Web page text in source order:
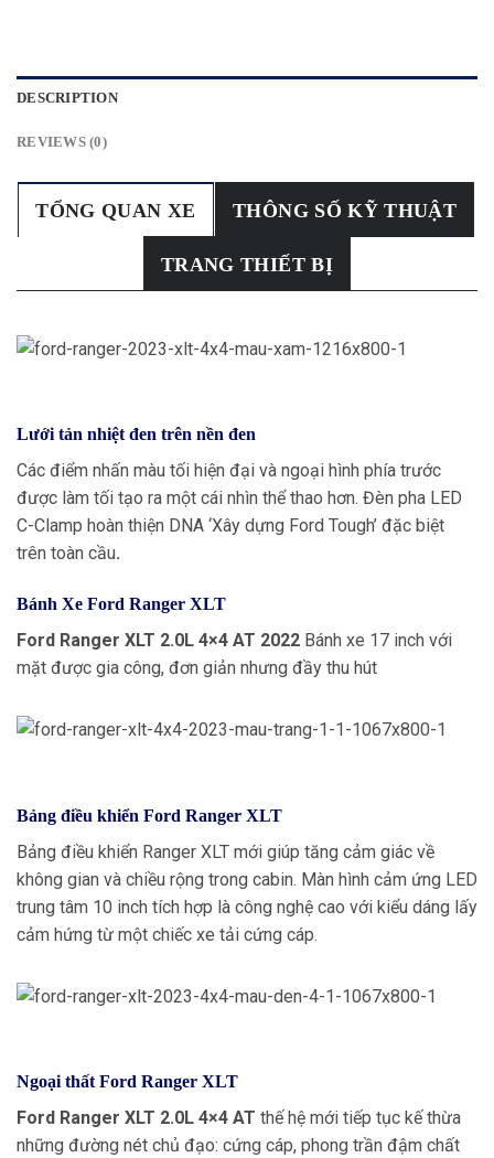
DESCRIPTION
REVIEWS (0)
TỔNG QUAN XE THÔNG SỐ KỸ THUẬT
TRANG THIẾT BỊ
Lưới tản nhiệt đen trên nền đen
Các điểm nhấn màu tối hiện đại và ngoại hình phía trước
được làm tối tạo ra một cái nhìn thể thao hơn. Đèn pha LED
C-Clamp hoàn thiện DNA ‘Xây dựng Ford Tough’ đặc biệt
trên toàn cầu.
Bánh Xe Ford Ranger XLT
Ford Ranger XLT 2.0L 4×4 AT 2022 Bánh xe 17 inch với
mặt được gia công, đơn giản nhưng đầy thu hút
Bảng điều khiển Ford Ranger XLT
Bảng điều khiển Ranger XLT mới giúp tăng cảm giác về
không gian và chiều rộng trong cabin. Màn hình cảm ứng LED
trung tâm 10 inch tích hợp là công nghệ cao với kiểu dáng lấy
cảm hứng từ một chiếc xe tải cứng cáp.
Ngoại thất Ford Ranger XLT
Ford Ranger XLT 2.0L 4×4 AT thế hệ mới tiếp tục kế thừa
những đường nét chủ đạo: cứng cáp, phong trần đậm chất